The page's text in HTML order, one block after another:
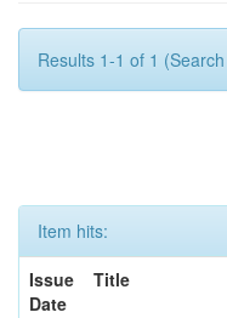
Results 1-1 of 1
Item hits:
Issue
Date
Title